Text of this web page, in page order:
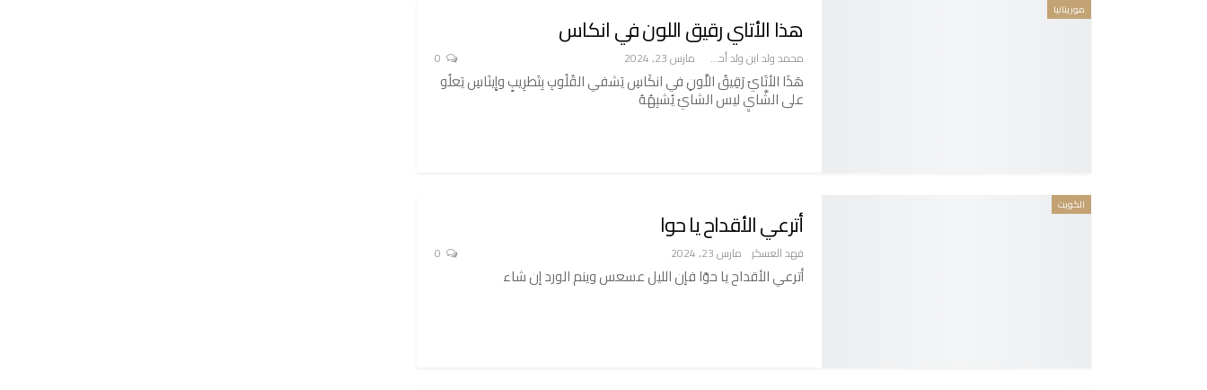
موريتانيا
هذا الأتاي رقيق اللون في انكاس
محمد ولد ابن ولد أحميدا مارس 23, 2024
هَذَا الأتَايُ رَقِيقُ اللَّونِ في انكَاسِ يَشفي القُلُوبِ بِتَطرِيبٍ وإِينَاسِ يَعلُو
على الشَّايِ ليس الشايُ يُشبِهُهُ
الكويت
أترعي الأقداح يا حوا
فهد العسكر مارس 23, 2024
أترعي الأقداح يا حوّا فإن الليل عسعس وينم الورد إن شاء